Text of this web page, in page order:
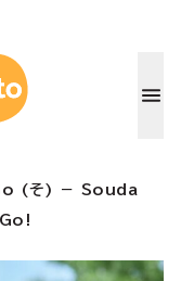
アカ
(そ) － Souda